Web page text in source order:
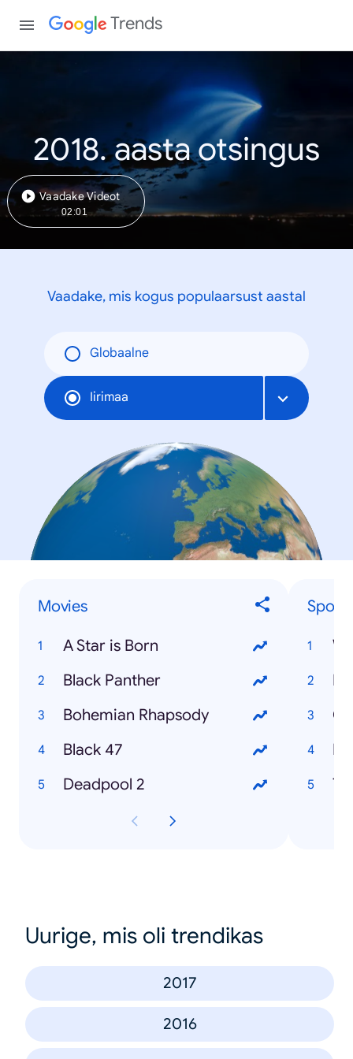
Trends
2018. aasta otsingus
Vaadake Videot
02:01
Vaadake, mis kogus populaarsust aastal
Globaalne
Iirimaa
Movies
A Star is Born
Black Panther
Bohemian Rhapsody
Black 47
Deadpool 2
Uurige, mis oli trendikas
2017
2016